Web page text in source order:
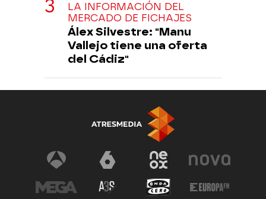
LA INFORMACIÓN DEL
MERCADO DE FICHAJES
Álex Silvestre: "Manu
Vallejo tiene una oferta
del Cádiz"